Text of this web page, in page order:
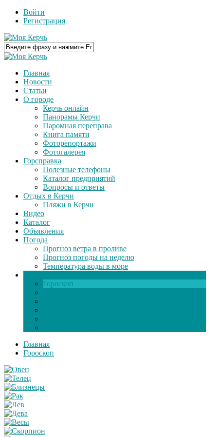
Войти
Регистрация
Главная
Новости
Статьи
О городе
Керчь онлайн
Панорамы Керчи
Паромная переправа
Книга памяти
Фоторепортажи
Фотогалерея
Горсправка
Полезные телефоны
Каталог предприятий
Вопросы и ответы
Отдых в Керчи
Пляжи в Керчи
Видео
Каталог
Объявления
Погода
Прогноз ветра в проливе
Прогноз погоды на неделю
Температура воды в море
Гороскоп
Главная
Гороскоп